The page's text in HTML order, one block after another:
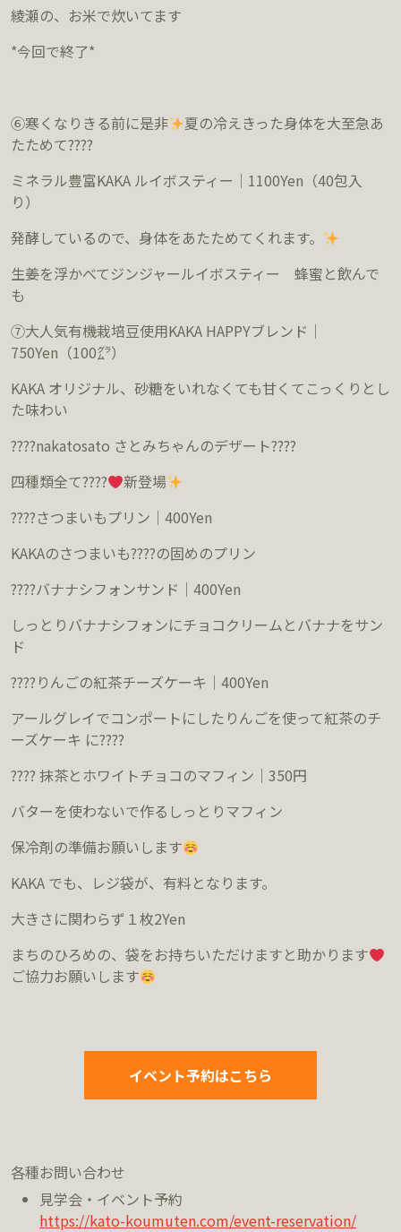
綾瀬の、お米で炊いてます
*今回で終了*
⑥寒くなりきる前に是非
夏の冷えきった身体を大至急あ
たためて????
ミネラル豊富KAKA ルイボスティー｜ 1100Yen（40包入
り）
発酵しているので、身体をあたためてくれます。
生姜を浮かべてジンジャールイボスティー 蜂蜜と飲んで
も
⑦大人気有機栽培豆使用KAKA HAPPYブレンド｜
750Yen（100㌘）
KAKA オリジナル、砂糖をいれなくても甘くてこっくりとし
た味わい
????nakatosato さとみちゃんのデザート????
四種類全て????
新登場
????さつまいもプリン｜ 400Yen
KAKAのさつまいも????の固めのプリン
????バナナシフォンサンド｜ 400Yen
しっとりバナナシフォンにチョコクリームとバナナをサン
ド
???? りんごの紅茶チーズケーキ｜ 400Yen
アールグレイでコンポートにしたりんごを使って紅茶のチ
ーズケーキ に????
???? 抹茶とホワイトチョコのマフィン｜ 350円
バターを使わないで作るしっとりマフィン
保冷剤の準備お願いします
KAKA でも、レジ袋が、有料となります。
大きさに関わらず１枚2Yen
まちのひろめの、袋をお持ちいただけますと助かります
ご協力お願いします
イベント予約はこちら
各種お問い合わせ
見学会・イベント予約
https://kato-koumuten.com/event-reservation/